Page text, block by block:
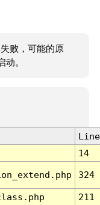
败，可能的原
。
Line
14
324
211